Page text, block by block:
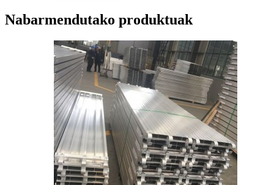
Nabarmendutako produktuak